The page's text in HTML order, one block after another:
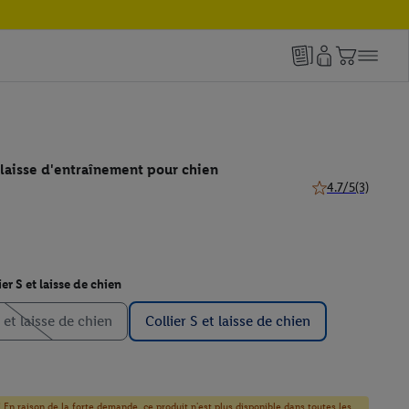
d'entraînement pour chien
4.7/5(3)
S et laisse de chien
laisse de chien Collier S et laisse de chien
En raison de la forte demande, ce produit n'est plus disponible dans toutes les